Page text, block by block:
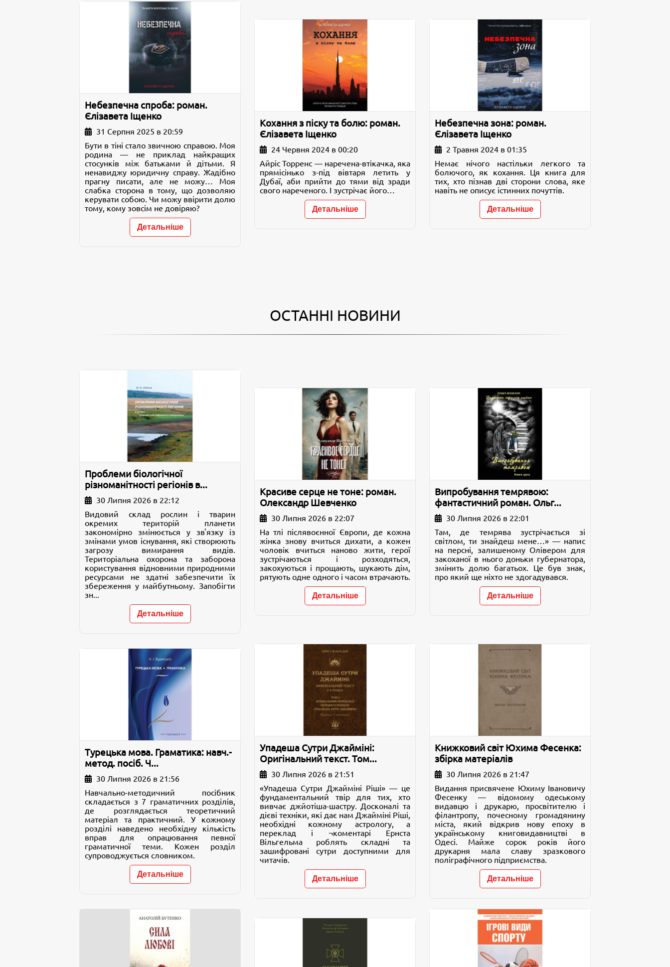
Небезпечна спроба: роман.
Єлізавета Іщенко
31 Серпня 2025 в 20:59
Бути в тіні стало звичною справою. Моя
родина — не приклад найкращих
стосунків між батьками й дітьми. Я
ненавиджу юридичну справу. Жадібно
прагну писати, але не можу… Моя
слабка сторона в тому, що дозволяю
керувати собою. Чи можу ввірити долю
тому, кому зовсім не довіряю?
Детальніше
Кохання з піску та болю: роман.
Єлізавета Іщенко
24 Червня 2024 в 00:20
Айріс Торренс — наречена-втікачка, яка
прямісінько з-під вівтаря летить у
Дубаї, аби прийти до тями від зради
свого нареченого. І зустрічає його…
Детальніше
Небезпечна зона: роман.
Єлізавета Іщенко
2 Травня 2024 в 01:35
Немає нічого настільки легкого та
болючого, як кохання. Ця книга для
тих, хто пізнав дві сторони слова, яке
навіть не описує істинних почуттів.
Детальніше
ОСТАННІ НОВИНИ
Проблеми біологічної
різноманітності регіонів в...
30 Липня 2026 в 22:12
Видовий склад рослин і тварин
окремих територій планети
закономірно змінюється у зв'язку із
змінами умов існування, які створюють
загрозу вимирання видів.
Територіальна охорона та заборона
користування відновними природними
ресурсами не здатні забезпечити їх
збереження у майбутньому. Запобігти
зн...
Детальніше
Красиве серце не тоне: роман.
Олександр Шевченко
30 Липня 2026 в 22:07
На тлі післявоєнної Європи, де кожна
жінка знову вчиться дихати, а кожен
чоловік вчиться наново жити, герої
зустрічаються і розходяться,
закохуються і прощають, шукають дім,
рятують одне одного і часом втрачають.
Детальніше
Випробування темрявою:
фантастичний роман. Ольг...
30 Липня 2026 в 22:01
Там, де темрява зустрічається зі
світлом, ти знайдеш мене…» — напис
на персні, залишеному Олівером для
закоханої в нього доньки губернатора,
змінить долю багатьох. Це був знак,
про який ще ніхто не здогадувався.
Детальніше
Турецька мова. Граматика: навч.-
метод. посіб. Ч...
30 Липня 2026 в 21:56
Навчально-методичний посібник
складається з 7 граматичних розділів,
де розглядається теоретичний
матеріал та практичний. У кожному
розділі наведено необхідну кількість
вправ для опрацювання певної
граматичної теми. Кожен розділ
супроводжується словником.
Детальніше
Упадеша Сутри Джайміні:
Оригінальний текст. Том...
30 Липня 2026 в 21:51
«Упадеша Сутри Джайміні Ріші» — це
фундаментальний твір для тих, хто
вивчає джйотіша-шастру. Досконалі та
дієві техніки, які дає нам Джайміні Ріші,
необхідні кожному астрологу, а
переклад і ¬коментарі Ернста
Вільгельма роблять складні та
зашифровані сутри доступними для
читачів.
Детальніше
Книжковий світ Юхима Фесенка:
збірка матеріалів
30 Липня 2026 в 21:47
Видання присвячене Юхиму Івановичу
Фесенку — відомому одеському
видавцю і друкарю, просвітителю і
філантропу, почесному громадянину
міста, який відкрив нову епоху в
українському книговидавництві в
Одесі. Майже сорок років його
друкарня мала славу зразкового
поліграфічного підприємства.
Детальніше